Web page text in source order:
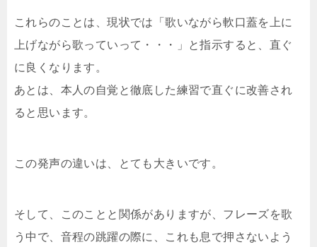
これらのことは、現状では「歌いながら軟口蓋を上に
上げながら歌っていって・・・」と指示すると、直ぐ
に良くなります。
あとは、本人の自覚と徹底した練習で直ぐに改善され
ると思います。
この発声の違いは、とても大きいです。
そして、このことと関係がありますが、フレーズを歌
う中で、音程の跳躍の際に、これも息で押さないよう